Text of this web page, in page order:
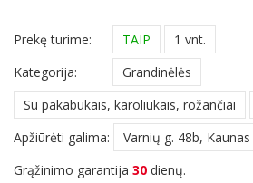
Prekę turime: TAIP
1 vnt.
Kategorija:
Grandinėlės
Su pakabukais, karoliukais, rožančiai
Apžiūrėti galima:
Varnių g. 48b, Kaunas
Grąžinimo garantija 30 dienų.